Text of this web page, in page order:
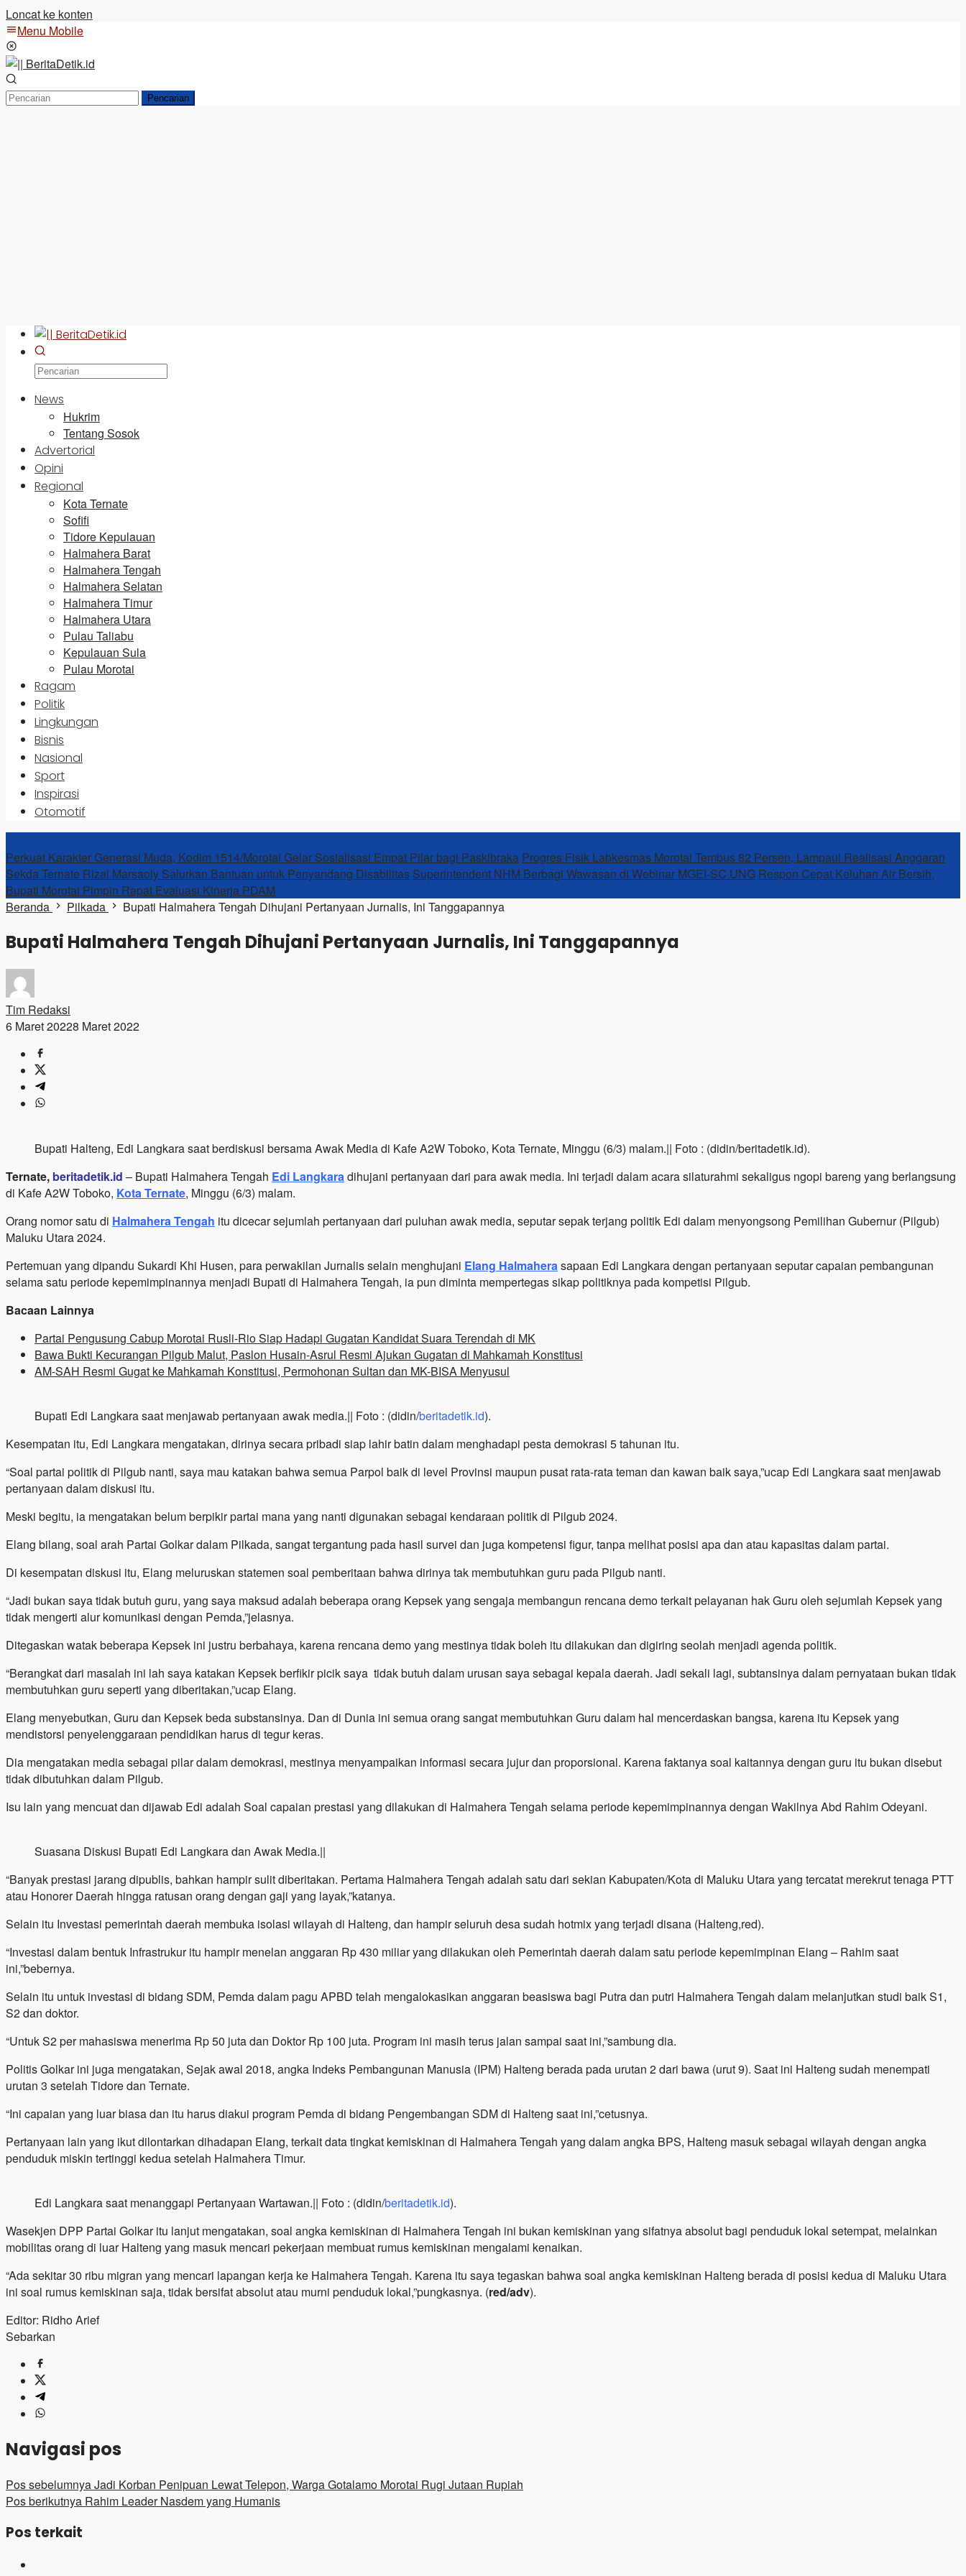
Loncat ke konten
Menu Mobile
Pencarian
News
Hukrim
Tentang Sosok
Advertorial
Opini
Regional
Kota Ternate
Sofifi
Tidore Kepulauan
Halmahera Barat
Halmahera Tengah
Halmahera Selatan
Halmahera Timur
Halmahera Utara
Pulau Taliabu
Kepulauan Sula
Pulau Morotai
Ragam
Politik
Lingkungan
Bisnis
Nasional
Sport
Inspirasi
Otomotif
Perkuat Karakter Generasi Muda, Kodim 1514/Morotai Gelar Sosialisasi Empat Pilar bagi Paskibraka Progres Fisik Labkesmas Morotai Tembus 82 Persen, Lampaui Realisasi Anggaran
Sekda Ternate Rizal Marsaoly Salurkan Bantuan untuk Penyandang Disabilitas Superintendent NHM Berbagi Wawasan di Webinar MGEI-SC UNG Respon Cepat Keluhan Air Bersih,
Bupati Morotai Pimpin Rapat Evaluasi Kinerja PDAM
Beranda
Pilkada Bupati Halmahera Tengah Dihujani Pertanyaan Jurnalis, Ini Tanggapannya
Bupati Halmahera Tengah Dihujani Pertanyaan Jurnalis, Ini Tanggapannya
Tim Redaksi
6 Maret 20228 Maret 2022
Bupati Halteng, Edi Langkara saat berdiskusi bersama Awak Media di Kafe A2W Toboko, Kota Ternate, Minggu (6/3) malam.|| Foto : (didin/beritadetik.id).
Ternate, beritadetik.id – Bupati Halmahera Tengah Edi Langkaradihujani pertanyaan dari para awak media. Ini terjadi dalam acara silaturahmi sekaligus ngopi bareng yang berlangsung
di Kafe A2W Toboko, Kota Ternate, Minggu (6/3) malam.
Orang nomor satu di Halmahera Tengah itu dicecar sejumlah pertanyaan dari puluhan awak media, seputar sepak terjang politik Edi dalam menyongsong Pemilihan Gubernur (Pilgub)
Maluku Utara 2024.
Pertemuan yang dipandu Sukardi Khi Husen, para perwakilan Jurnalis selain menghujani Elang Halmaherasapaan Edi Langkara dengan pertanyaan seputar capaian pembangunan
selama satu periode kepemimpinannya menjadi Bupati di Halmahera Tengah, ia pun diminta mempertegas sikap politiknya pada kompetisi Pilgub.
Bacaan Lainnya
Partai Pengusung Cabup Morotai Rusli-Rio Siap Hadapi Gugatan Kandidat Suara Terendah di MK
Bawa Bukti Kecurangan Pilgub Malut, Paslon Husain-Asrul Resmi Ajukan Gugatan di Mahkamah Konstitusi
AM-SAH Resmi Gugat ke Mahkamah Konstitusi, Permohonan Sultan dan MK-BISA Menyusul
Bupati Edi Langkara saat menjawab pertanyaan awak media.|| Foto : (didin/beritadetik.id).
Kesempatan itu, Edi Langkara mengatakan, dirinya secara pribadi siap lahir batin dalam menghadapi pesta demokrasi 5 tahunan itu.
“Soal partai politik di Pilgub nanti, saya mau katakan bahwa semua Parpol baik di level Provinsi maupun pusat rata-rata teman dan kawan baik saya,”ucap Edi Langkara saat menjawab
pertanyaan dalam diskusi itu.
Meski begitu, ia mengatakan belum berpikir partai mana yang nanti digunakan sebagai kendaraan politik di Pilgub 2024.
Elang bilang, soal arah Partai Golkar dalam Pilkada, sangat tergantung pada hasil survei dan juga kompetensi figur, tanpa melihat posisi apa dan atau kapasitas dalam partai.
Di kesempatan diskusi itu, Elang meluruskan statemen soal pemberitaan bahwa dirinya tak membutuhkan guru pada Pilgub nanti.
“Jadi bukan saya tidak butuh guru, yang saya maksud adalah beberapa orang Kepsek yang sengaja membangun rencana demo terkait pelayanan hak Guru oleh sejumlah Kepsek yang
tidak mengerti alur komunikasi dengan Pemda,”jelasnya.
Ditegaskan watak beberapa Kepsek ini justru berbahaya, karena rencana demo yang mestinya tidak boleh itu dilakukan dan digiring seolah menjadi agenda politik.
“Berangkat dari masalah ini lah saya katakan Kepsek berfikir picik saya tidak butuh dalam urusan saya sebagai kepala daerah. Jadi sekali lagi, subtansinya dalam pernyataan bukan tidak
membutuhkan guru seperti yang diberitakan,”ucap Elang.
Elang menyebutkan, Guru dan Kepsek beda substansinya. Dan di Dunia ini semua orang sangat membutuhkan Guru dalam hal mencerdaskan bangsa, karena itu Kepsek yang
mendistorsi penyelenggaraan pendidikan harus di tegur keras.
Dia mengatakan media sebagai pilar dalam demokrasi, mestinya menyampaikan informasi secara jujur dan proporsional. Karena faktanya soal kaitannya dengan guru itu bukan disebut
tidak dibutuhkan dalam Pilgub.
Isu lain yang mencuat dan dijawab Edi adalah Soal capaian prestasi yang dilakukan di Halmahera Tengah selama periode kepemimpinannya dengan Wakilnya Abd Rahim Odeyani.
Suasana Diskusi Bupati Edi Langkara dan Awak Media.||
“Banyak prestasi jarang dipublis, bahkan hampir sulit diberitakan. Pertama Halmahera Tengah adalah satu dari sekian Kabupaten/Kota di Maluku Utara yang tercatat merekrut tenaga PTT
atau Honorer Daerah hingga ratusan orang dengan gaji yang layak,”katanya.
Selain itu Investasi pemerintah daerah membuka isolasi wilayah di Halteng, dan hampir seluruh desa sudah hotmix yang terjadi disana (Halteng,red).
“Investasi dalam bentuk Infrastrukur itu hampir menelan anggaran Rp 430 miliar yang dilakukan oleh Pemerintah daerah dalam satu periode kepemimpinan Elang – Rahim saat
ini,”bebernya.
Selain itu untuk investasi di bidang SDM, Pemda dalam pagu APBD telah mengalokasikan anggaran beasiswa bagi Putra dan putri Halmahera Tengah dalam melanjutkan studi baik S1,
S2 dan doktor.
“Untuk S2 per mahasiswa menerima Rp 50 juta dan Doktor Rp 100 juta. Program ini masih terus jalan sampai saat ini,”sambung dia.
Politis Golkar ini juga mengatakan, Sejak awal 2018, angka Indeks Pembangunan Manusia (IPM) Halteng berada pada urutan 2 dari bawa (urut 9). Saat ini Halteng sudah menempati
urutan 3 setelah Tidore dan Ternate.
“Ini capaian yang luar biasa dan itu harus diakui program Pemda di bidang Pengembangan SDM di Halteng saat ini,”cetusnya.
Pertanyaan lain yang ikut dilontarkan dihadapan Elang, terkait data tingkat kemiskinan di Halmahera Tengah yang dalam angka BPS, Halteng masuk sebagai wilayah dengan angka
penduduk miskin tertinggi kedua setelah Halmahera Timur.
Edi Langkara saat menanggapi Pertanyaan Wartawan.|| Foto : (didin/beritadetik.id).
Wasekjen DPP Partai Golkar itu lanjut mengatakan, soal angka kemiskinan di Halmahera Tengah ini bukan kemiskinan yang sifatnya absolut bagi penduduk lokal setempat, melainkan
mobilitas orang di luar Halteng yang masuk mencari pekerjaan membuat rumus kemiskinan mengalami kenaikan.
“Ada sekitar 30 ribu migran yang mencari lapangan kerja ke Halmahera Tengah. Karena itu saya tegaskan bahwa soal angka kemiskinan Halteng berada di posisi kedua di Maluku Utara
ini soal rumus kemiskinan saja, tidak bersifat absolut atau murni penduduk lokal,”pungkasnya. (red/adv).
Editor: Ridho Arief
Sebarkan
Navigasi pos
Pos sebelumnyaJadi Korban Penipuan Lewat Telepon, Warga Gotalamo Morotai Rugi Jutaan Rupiah
Pos berikutnya Rahim Leader Nasdem yang Humanis
Pos terkait